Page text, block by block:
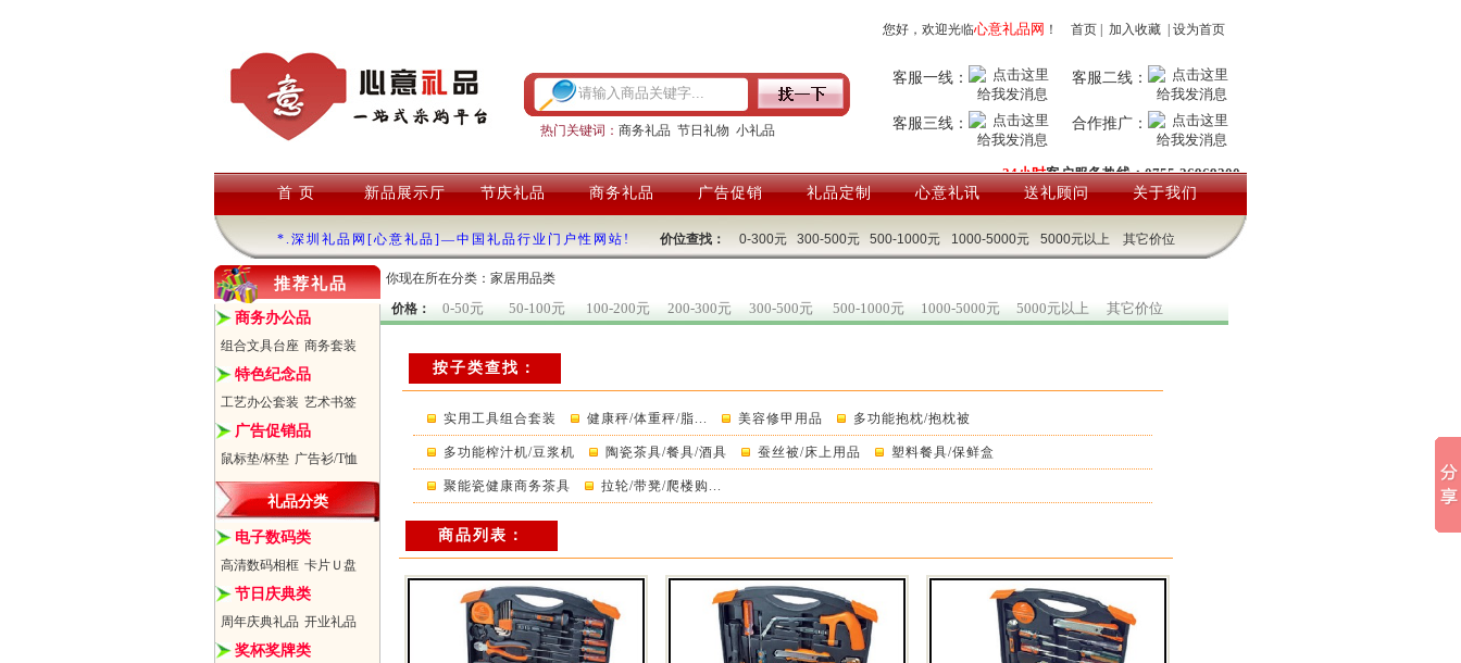
您好，欢迎光临心意礼品网 ！ 首页 加入收藏 设为首页
热门关键词： 商务礼品 节日礼物 小礼品
客服一线： 客服二线：
客服三线： 合作推广：
24小时客户服务热线：0755-26969200
首 页
新品展示厅 节庆礼品 商务礼品 广告促销 礼品定制 心意礼讯 送礼顾问 关于我们
*.深圳礼品网[心意礼品]—中国礼品行业门户性网站! 价位查找： 0-300元 300-500元 500-1000元 1000-5000元 5000元以上 其它价位
推荐礼品
商务办公品
组合文具台座 商务套装
特色纪念品
工艺办公套装 艺术书签
广告促销品
鼠标垫/杯垫 广告衫/T恤
礼品分类
电子数码类
高清数码相框 卡片Ｕ盘
节日庆典类
周年庆典礼品 开业礼品
奖杯奖牌类
你现在所在分类：家居用品类
价格：
0-50元 50-100元 100-200元 200-300元 300-500元 500-1000元 1000-5000元 5000元以上 其它价位
按子类查找：
实用工具组合套装 健康秤/体重秤/脂... 美容修甲用品 多功能抱枕/抱枕被
多功能榨汁机/豆浆机 陶瓷茶具/餐具/酒具 蚕丝被/床上用品 塑料餐具/保鲜盒
聚能瓷健康商务茶具 拉轮/带凳/爬楼购...
商品列表：